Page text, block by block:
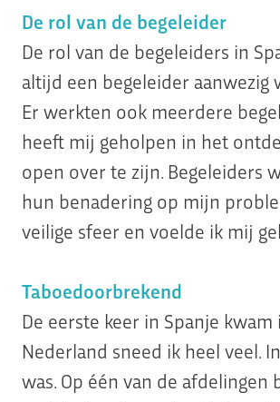
De rol van de begeleider
De rol van de begeleiders in
altijd een begeleider
Er werkten ook meerdere
heeft mij geholpen in het
open over te zijn. Begeleiders
hun benadering op mijn
veilige sfeer en voelde ik mij
Taboedoorbrekend
De eerste keer in Spanje
Nederland sneed ik heel veel.
was. Op één van de